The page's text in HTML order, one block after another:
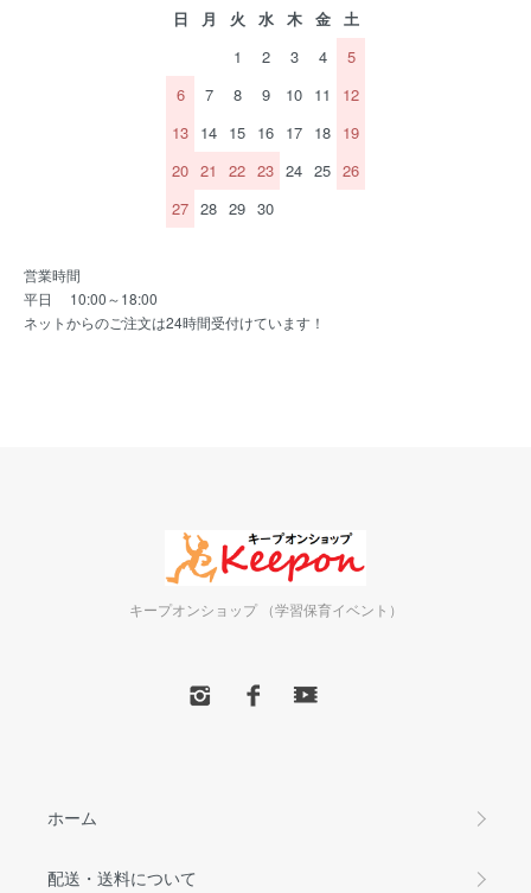
日 月 火 水 木 金
土
1
2 3 4
5
6
7 8 9 10 11
12
13 14 15 16 17 18 19
20 21 22 23 24 25 26
27 28 29 30
営業時間
平日 10:00～18:00
ネットからのご注文は24時間受付けています！
キープオンショップ （学習保育イベント）
ホーム
配送・送料について